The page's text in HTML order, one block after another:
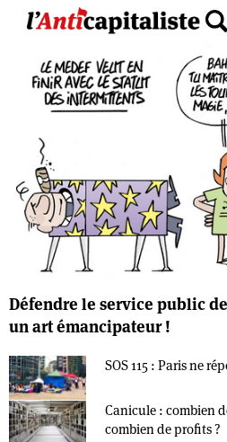
principal
Défendre le service public
un art émancipateur !
SOS 115 : Paris ne
Canicule : combien
combien de profits ?